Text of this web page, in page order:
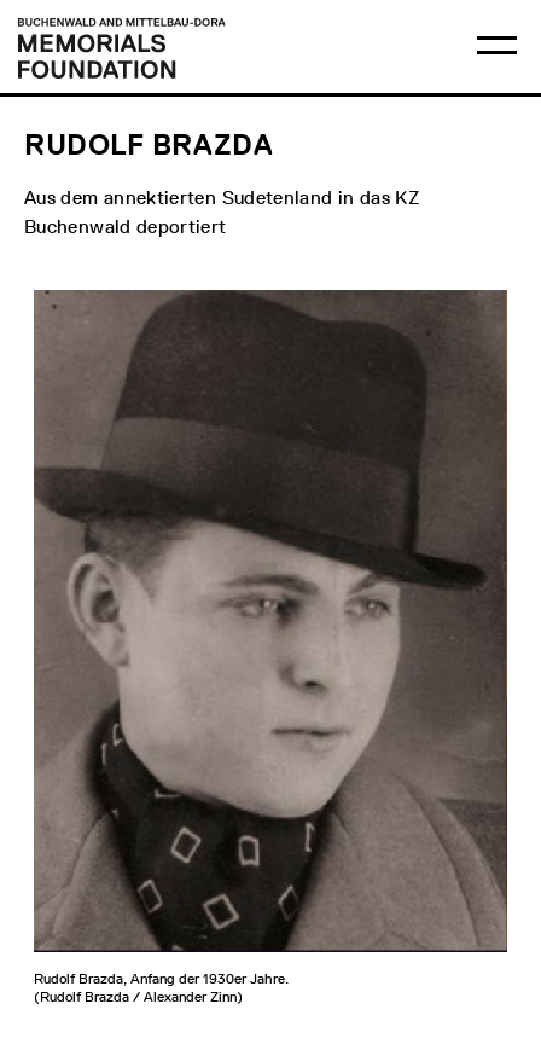
content
menu
Buchenwald
and
Mittelbau-
Dora
Memorials
RUDOLF BRAZDA
Aus dem annektierten Sudetenland in das KZ
Buchenwald deportiert
Rudolf Brazda, Anfang der 1930er Jahre.
(Rudolf Brazda / Alexander Zinn)